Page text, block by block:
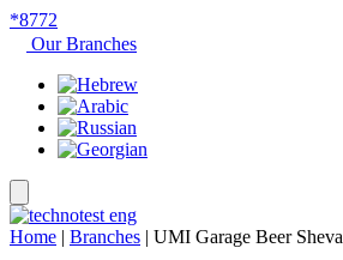
*8772
Our Branches
Home | Branches | UMI Garage Beer Sheva